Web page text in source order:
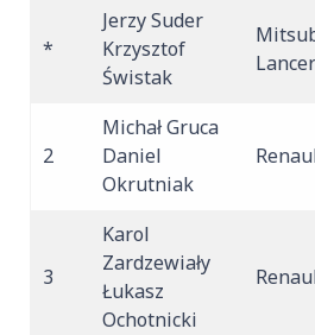
*
Jerzy Suder
Krzysztof
Świstak
Lancer
2
Michał Gruca
Daniel
Okrutniak
3
Karol
Zardzewiały
Łukasz
Ochotnicki